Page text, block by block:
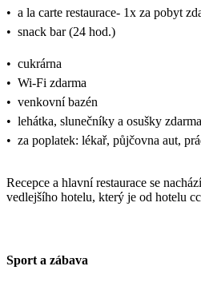
• a la carte restaurace- 1x za pobyt
• snack bar (24 hod.)
• cukrárna
• Wi-Fi zdarma
• venkovní bazén
• lehátka, slunečníky a osušky zdarma
• za poplatek: lékař, půjčovna aut,
Recepce a hlavní restaurace se
vedlejšího hotelu, který je od hotelu
Sport a zábava